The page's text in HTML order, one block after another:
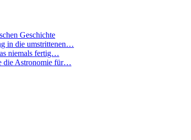
Geschichte
in die umstrittenen…
niemals fertig…
die Astronomie für…